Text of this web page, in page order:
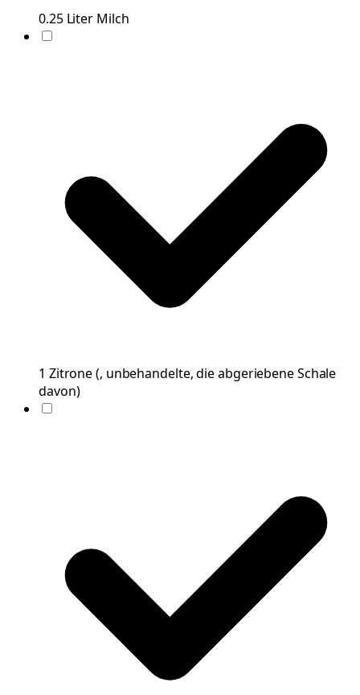
0.25 Liter Milch
1 Zitrone(, unbehandelte, die abgeriebene Schale
davon)